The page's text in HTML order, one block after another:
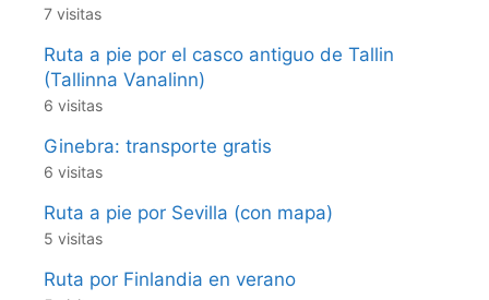
7 visitas
Ruta a pie por el casco antiguo de Tallin
(Tallinna Vanalinn)
6 visitas
Ginebra: transporte gratis
6 visitas
Ruta a pie por Sevilla (con mapa)
5 visitas
Ruta por Finlandia en verano